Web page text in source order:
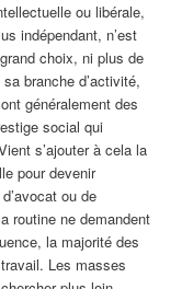
ou libérale,
indépendant, n’est
choix, ni plus de
branche d’activité,
généralement des
social qui
s’ajouter à cela la
pour devenir
ou de
routine ne demandent
la majorité des
Les masses